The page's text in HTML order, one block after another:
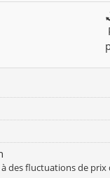
des fluctuations de